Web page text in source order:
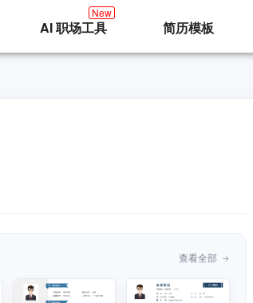
AI 职场工具
New
简历模板
查看全部